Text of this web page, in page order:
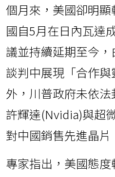
個月來，美國卻明
國自5月在日內瓦達
議並持續延期至今
談判中展現「合作
外，川普政府未依
許輝達(Nvidia)與超
對中國銷售先進晶片
專家指出，美國態